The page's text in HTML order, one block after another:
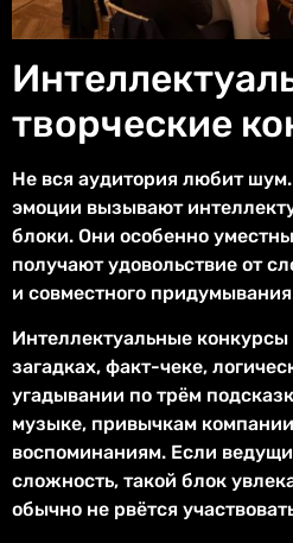
творческие
Не вся аудитория любит
эмоции вызывают
блоки. Они особенно
получают удовольствие от
и совместного
Интеллектуальные конкурсы
загадках, факт-чеке,
угадывании по трём
музыке, привычкам
воспоминаниям. Если
сложность, такой блок
обычно не рвётся